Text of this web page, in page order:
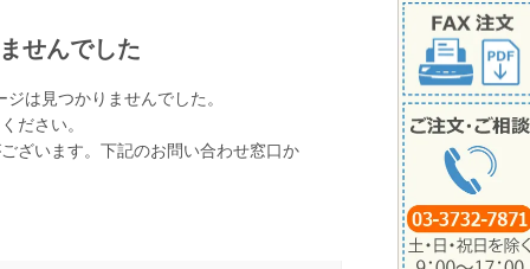
せんでした
は見つかりませんでした。
ださい。
ざいます。下記のお問い合わせ窓口か